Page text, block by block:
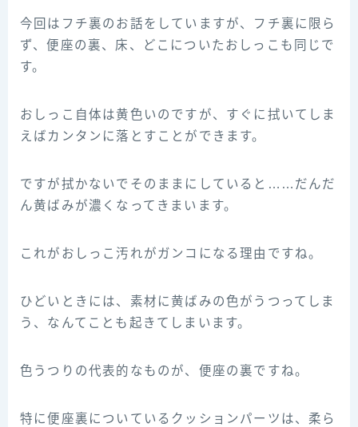
今回はフチ裏のお話をしていますが、フチ裏に限ら
ず、便座の裏、床、どこについたおしっこも同じで
す。
おしっこ自体は黄色いのですが、すぐに拭いてしま
えばカンタンに落とすことができます。
ですが拭かないでそのままにしていると……だんだ
ん黄ばみが濃くなってきまいます。
これがおしっこ汚れがガンコになる理由ですね。
ひどいときには、素材に黄ばみの色がうつってしま
う、なんてことも起きてしまいます。
色うつりの代表的なものが、便座の裏ですね。
特に便座裏についているクッションパーツは、柔ら